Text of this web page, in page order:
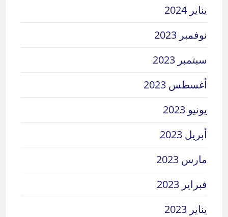
يناير 2024
نوفمبر 2023
سبتمبر 2023
أغسطس 2023
يونيو 2023
أبريل 2023
مارس 2023
فبراير 2023
يناير 2023